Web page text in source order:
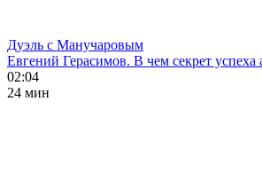
Дуэль с Манучаровым
Евгений Герасимов. В чем секрет успеха
02:04
24 мин